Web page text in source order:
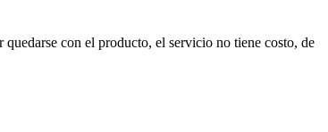
con el producto, el servicio no tiene costo, de